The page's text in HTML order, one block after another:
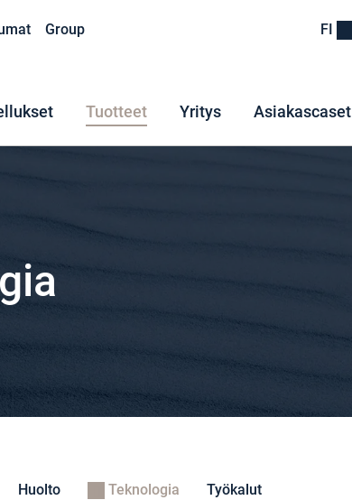
Group FI
Tuotteet Yritys Asiakascaset
Huolto Teknologia Työkalut